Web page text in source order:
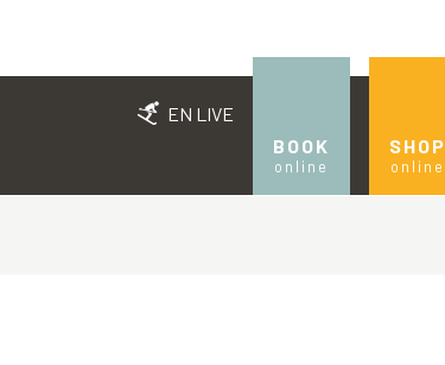
EN LIVE
BOOK
online
SHOP
online